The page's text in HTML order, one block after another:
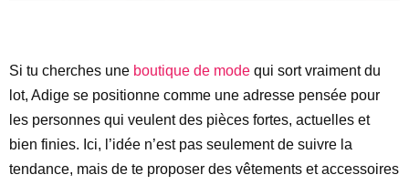
Si tu cherches une boutique de mode qui sort vraiment du
lot, Adige se positionne comme une adresse pensée pour
les personnes qui veulent des pièces fortes, actuelles et
bien finies. Ici, l’idée n’est pas seulement de suivre la
tendance, mais de te proposer des vêtements et accessoires